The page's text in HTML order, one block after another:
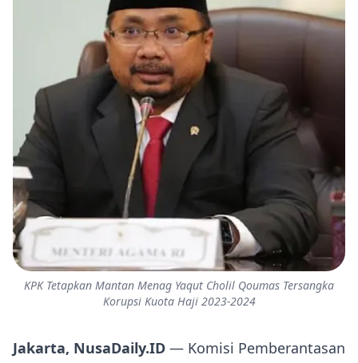
KPK Tetapkan Mantan Menag Yaqut Cholil Qoumas Tersangka
Korupsi Kuota Haji 2023-2024
Jakarta, NusaDaily.ID — Komisi Pemberantasan